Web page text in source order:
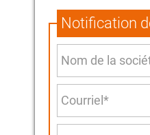
Notification